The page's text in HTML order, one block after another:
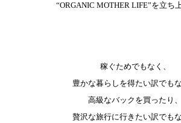
“ORGANIC MOTHER LIFE”を立ち
稼ぐためでもなく、
豊かな暮らしを得たい訳でもな
高級なバックを買ったり、
贅沢な旅行に行きたい訳でもな